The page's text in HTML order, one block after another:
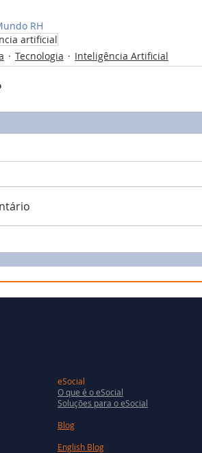
RH
artificial
Tecnologia Inteligência Artificial
eSocial
O que é o eSocial
Soluções para o eSocial
Blog
English Blog